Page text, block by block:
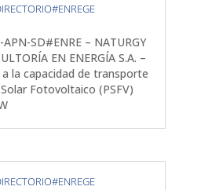
SD#ENRE – NATURGY
EN ENERGÍA S.A. –
la capacidad de transporte
Fotovoltaico (PSFV)